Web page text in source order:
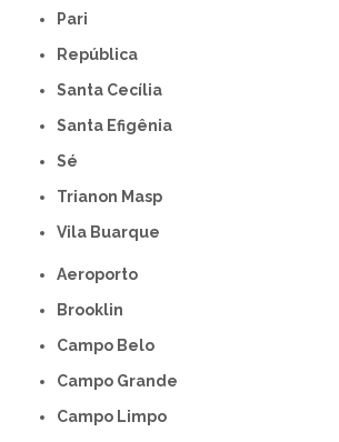
Pari
República
Santa Cecília
Santa Efigênia
Sé
Trianon Masp
Vila Buarque
Aeroporto
Brooklin
Campo Belo
Campo Grande
Campo Limpo